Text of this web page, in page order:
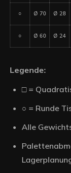
○ Ø 70 Ø 28
○ Ø 60 Ø 24
Legende:
□ =
○ = Runde
Alle